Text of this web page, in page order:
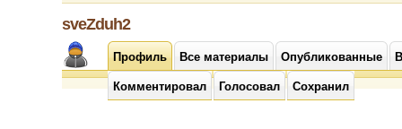
sveZduh2
Профиль Все материалы Опубликованные
Комментировал Голосовал Сохранил